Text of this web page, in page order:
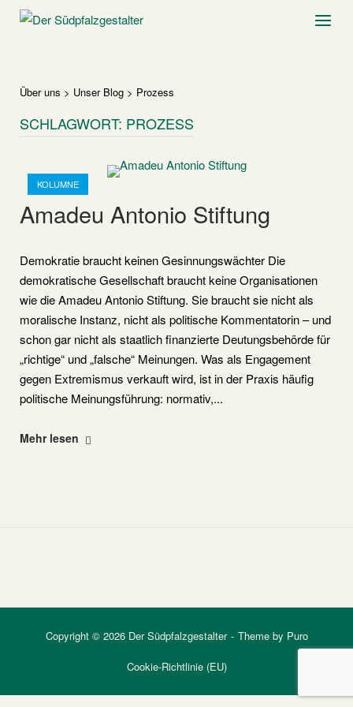
SkipHome Menu
Über uns > Unser Blog > Prozess
SCHLAGWORT: PROZESS
KOLUMNE
Open post
Amadeu Antonio Stiftung
Demokratie braucht keinen Gesinnungswächter Die
demokratische Gesellschaft braucht keine Organisationen
wie die Amadeu Antonio Stiftung. Sie braucht sie nicht als
moralische Instanz, nicht als politische Kommentatorin – und
schon gar nicht als staatlich finanzierte Deutungsbehörde für
„richtige“ und „falsche“ Meinungen. Was als Engagement
gegen Extremismus verkauft wird, ist in der Praxis häufig
politische Meinungsführung: normativ,...
"Amadeu
Mehr lesen
Copyright © 2026 Der Südpfalzgestalter Theme by Puro
Cookie-Richtlinie (EU)